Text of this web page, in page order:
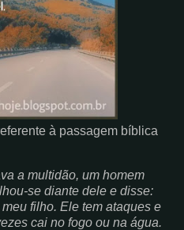
à passagem bíblica
a multidão, um homem
se diante dele e disse:
filho. Ele tem ataques e
cai no fogo ou na água.